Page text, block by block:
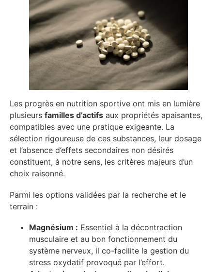
Les progrès en nutrition sportive ont mis en lumière
plusieurs familles d’actifs aux propriétés apaisantes,
compatibles avec une pratique exigeante. La
sélection rigoureuse de ces substances, leur dosage
et l’absence d’effets secondaires non désirés
constituent, à notre sens, les critères majeurs d’un
choix raisonné.
Parmi les options validées par la recherche et le
terrain :
Magnésium : Essentiel à la décontraction
musculaire et au bon fonctionnement du
système nerveux, il co-facilite la gestion du
stress oxydatif provoqué par l’effort.